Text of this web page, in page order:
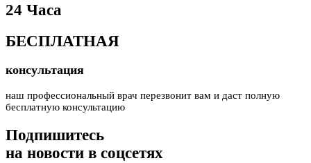
24 Часа
БЕСПЛАТНАЯ
консультация
наш профессиональный врач перезвонит вам и даст полную
бесплатную консультацию
Подпишитесь
на новости в соцсетях